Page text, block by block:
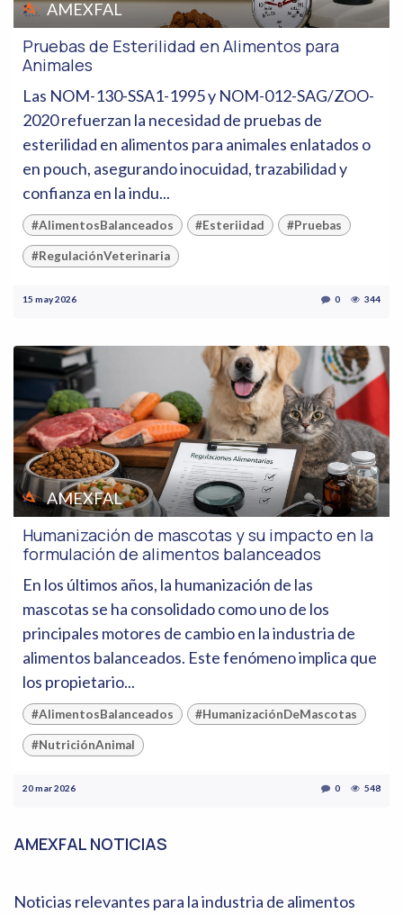
AMEXFAL
Pruebas de Esterilidad en Alimentos para
Animales
Las NOM-130-SSA1-1995 y NOM-012-SAG/ZOO-
2020 refuerzan la necesidad de pruebas de
esterilidad en alimentos para animales enlatados o
en pouch, asegurando inocuidad, trazabilidad y
confianza en la indu...
#AlimentosBalanceados #Esteriidad #Pruebas
#RegulaciónVeterinaria
15 may 2026 0 344
AMEXFAL
Humanización de mascotas y su impacto en la
formulación de alimentos balanceados
En los últimos años, la humanización de las
mascotas se ha consolidado como uno de los
principales motores de cambio en la industria de
alimentos balanceados. Este fenómeno implica que
los propietario...
#AlimentosBalanceados #HumanizaciónDeMascotas
#NutriciónAnimal
20 mar 2026 0 548
AMEXFAL NOTICIAS
Noticias relevantes para la industria de alimentos